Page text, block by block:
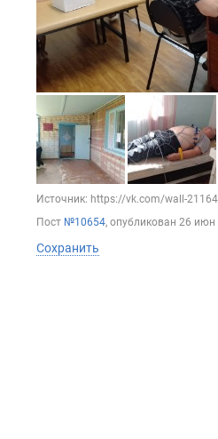
Источник: https://vk.com/wall-
Пост №10654, опубликован 26 июн
Сохранить